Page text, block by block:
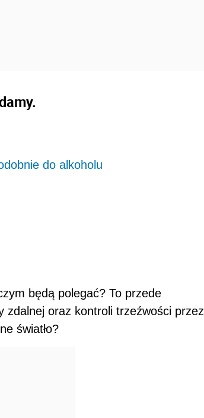
do alkoholu
będą polegać? To przede
zdalnej oraz kontroli trzeźwości przez
światło?